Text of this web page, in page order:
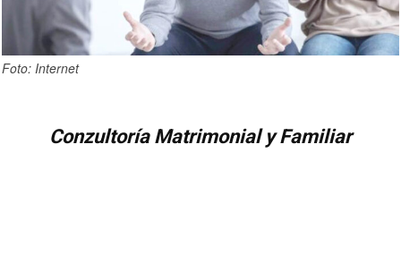
Foto: Internet
Conzultoría Matrimonial y Familiar